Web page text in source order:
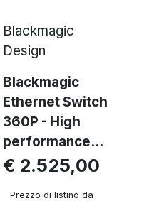
Blackmagic
Design
Blackmagic
Ethernet Switch
360P - High
performance...
€ 2.525,00
Prezzo di listino da